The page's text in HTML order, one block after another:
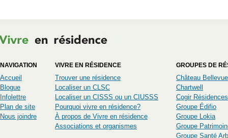
NAVIGATION
Accueil
Blogue
Infolettre
Plan de site
Nous joindre
VIVRE EN RÉSIDENCE
Trouver une résidence
Localiser un CLSC
Localiser un CISSS ou un CIUSSS
Pourquoi vivre en résidence?
À propos de Vivre en résidence
Associations et organismes
GROUPES DE
Château Bellevue
Chartwell
Cogir Résidences
Groupe Édifio
Groupe Lokia
Groupe
Groupe Santé